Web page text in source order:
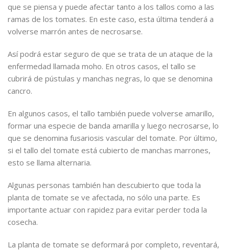
que se piensa y puede afectar tanto a los tallos como a las
ramas de los tomates. En este caso, esta última tenderá a
volverse marrón antes de necrosarse.
Así podrá estar seguro de que se trata de un ataque de la
enfermedad llamada moho. En otros casos, el tallo se
cubrirá de pústulas y manchas negras, lo que se denomina
cancro.
En algunos casos, el tallo también puede volverse amarillo,
formar una especie de banda amarilla y luego necrosarse, lo
que se denomina fusariosis vascular del tomate. Por último,
si el tallo del tomate está cubierto de manchas marrones,
esto se llama alternaria.
Algunas personas también han descubierto que toda la
planta de tomate se ve afectada, no sólo una parte. Es
importante actuar con rapidez para evitar perder toda la
cosecha.
La planta de tomate se deformará por completo, reventará,